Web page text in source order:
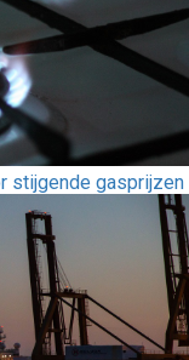
stijgende gasprijzen